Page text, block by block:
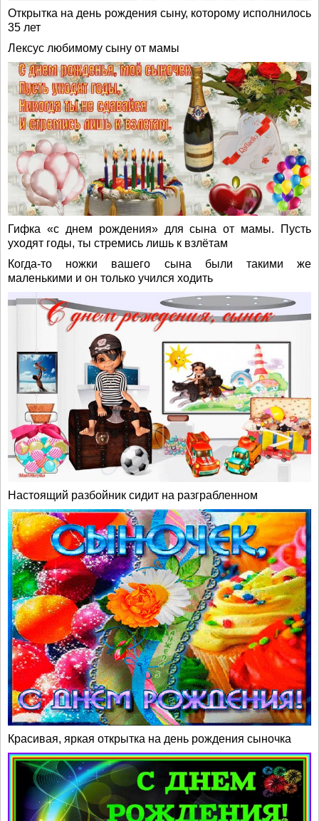
Открытка на день рождения сыну, которому исполнилось
35 лет
Лексус любимому сыну от мамы
Гифка «с днем рождения» для сына от мамы. Пусть
уходят годы, ты стремись лишь к взлётам
Когда-то ножки вашего сына были такими же
маленькими и он только учился ходить
Настоящий разбойник сидит на разграбленном
Красивая, яркая открытка на день рождения сыночка